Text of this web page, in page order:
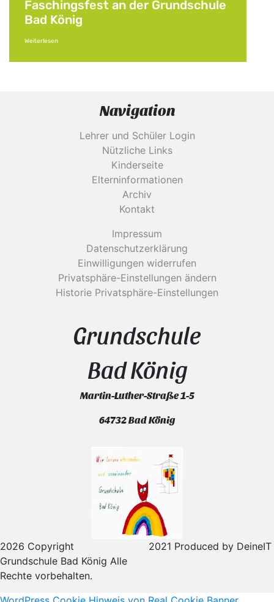
Faschingsfest an der Grundschule
Bad König
Weiterlesen
Navigation
Lehrer und Schüler Login
Nützliche Links
Kinderseite
Elterninformationen
Archiv
Kontakt
Impressum
Datenschutzerklärung
Einwilligungen widerrufen
Privatsphäre-Einstellungen ändern
Historie Privatsphäre-Einstellungen
Grundschule
Bad König
Martin-Luther-Straße 1-5
64732 Bad König
2026 Copyright
Grundschule Bad König Alle
Rechte vorbehalten.
2021 Produced by DeineIT